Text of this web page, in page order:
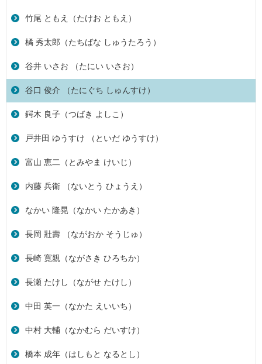
竹尾 ともえ（たけお ともえ）
橘 秀太郎（たちばな しゅうたろう）
谷井 いさお （たにい いさお）
谷口 俊介 （たにぐち しゅんすけ）
鍔木 良子（つばき よしこ）
戸井田 ゆうすけ （といだ ゆうすけ）
富山 恵二（とみやま けいじ）
内藤 兵衛 （ないとう ひょうえ）
なかい 隆晃（なかい たかあき）
長岡 壯壽 （ながおか そうじゅ）
長崎 寛親（ながさき ひろちか）
長瀬 たけし（ながせ たけし）
中田 英一（なかた えいいち）
中村 大輔（なかむら だいすけ）
橋本 成年（はしもと なるとし）